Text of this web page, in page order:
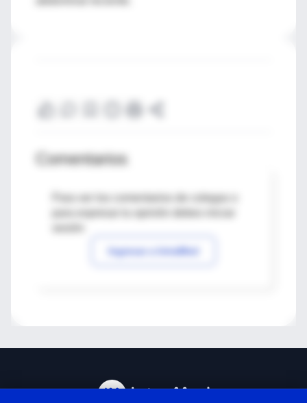
Comentarios
Para ver los comentarios de colegas o
Ingresar a IntraMed